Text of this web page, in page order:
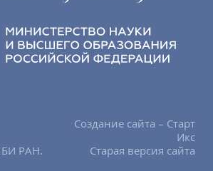
РАН.
Создание сайта – Старт
Икс
Старая версия сайта